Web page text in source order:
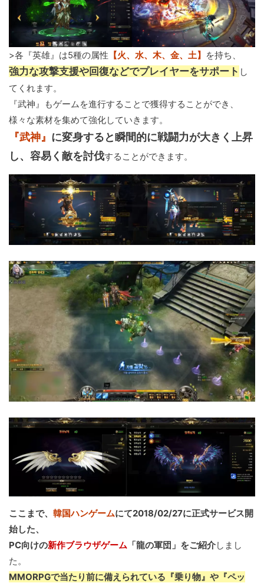
>各『英雄』は5種の属性 【火、水、木、金、土】 を持ち、
強力な攻撃支援や回復などでプレイヤーをサポート し
てくれます。
『武神』もゲームを進行することで獲得することができ、
様々な素材を集めて強化していきます。
『武神』 に変身すると瞬間的に戦闘力が大きく上昇
し、容易く敵を討伐することができます。
ここまで、 韓国ハンゲームにて2018/02/27に正式サービス開
始した、
PC向けの新作ブラウザゲーム 「龍の軍団」をご紹介しまし
た。
MMORPGで当たり前に備えられている『乗り物』や『ペッ